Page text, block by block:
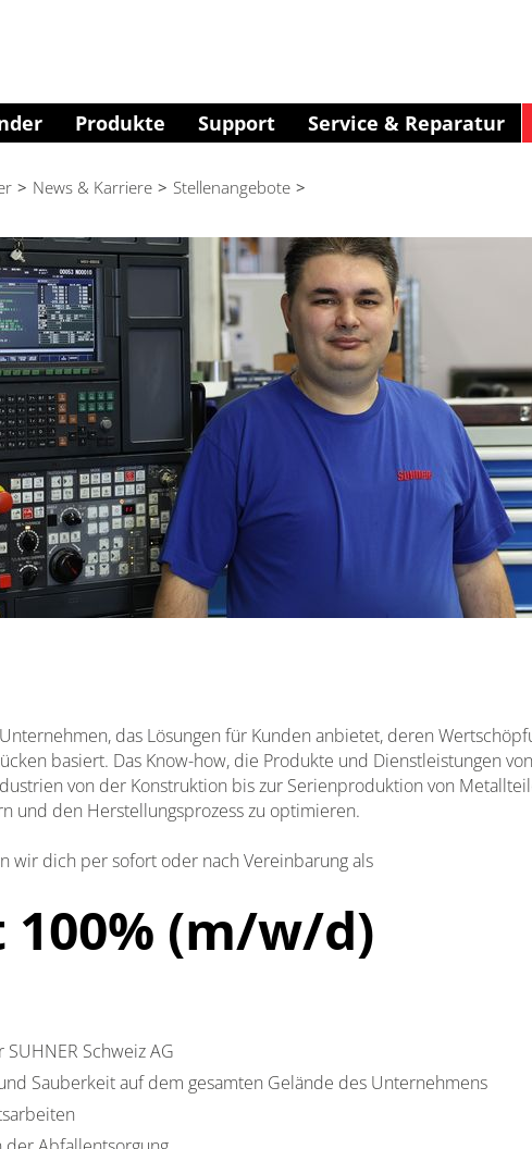
Produkte Support Service & Reparatur
> News & Karriere > Stellenangebote >
das Lösungen für Kunden anbietet, deren
basiert. Das Know-how, die Produkte und Dienstleistungen
von der Konstruktion bis zur Serienproduktion von
und den Herstellungsprozess zu optimieren.
wir dich per sofort oder nach Vereinbarung als
(m/w/d)
Schweiz AG
Sauberkeit auf dem gesamten Gelände des Unternehmens